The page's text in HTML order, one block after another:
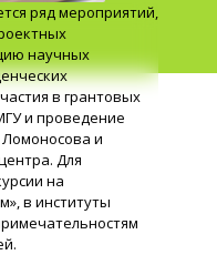
ряд мероприятий,
научных
в грантовых
и проведение
и
Для
на
в институты